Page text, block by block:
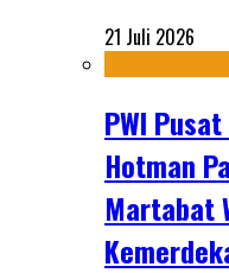
21 Juli 2026
PWI
Hotman
Martabat